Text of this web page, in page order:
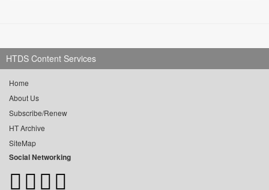
HTDS Content Services
Home
About Us
Subscribe/Renew
HT Archive
SiteMap
Social Networking